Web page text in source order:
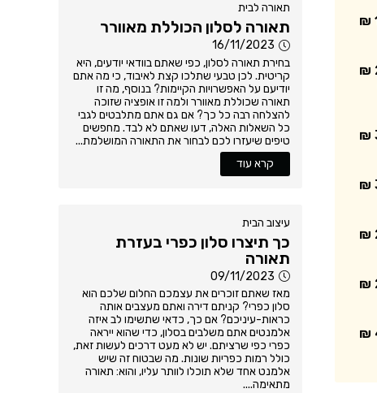
תאורה לבית
תאורה לסלון הכוללת מאוורר
16/11/2023
בחירת תאורה לסלון, כפי שאתם בוודאי יודעים, היא
קריטית. לכן טבעי שתלכו קצת לאיבוד, כי מה אתם
יודיעם על האפשרויות הקיימות? בנוסף, מה זו
תאורה שכוללת מאוורר ולמה זו אופציה שזוכה
להצלחה רבה כל כך? אם גם אתם מתלבטים לגבי
כל השאלות האלה, דעו שאתם לא לבד. מחפשים
טיפים שיעזרו לכם לבחור את התאורה המושלמת...
קרא עוד
עיצוב הבית
כך תיצרו סלון כפרי בעזרת
תאורה
09/11/2023
מאז שאתם זוכרים את עצמכם החלום שלכם הוא
סלון כפרי? קניתם דירה ואתם מעצבים אותה
כראות-עיניכם? אם כך, כדאי שתשימו לב איזה
אלמנטים אתם משלבים בסלון, כדי שהוא ייראה
כפרי כפי שרציתם. יש לא מעט דרכים לעשות זאת,
כולל רמות כפריות שונות. מה שבטוח זה שיש
אלמנט אחד שלא תוכלו לוותר עליו, והוא: תאורה
מתאימה....